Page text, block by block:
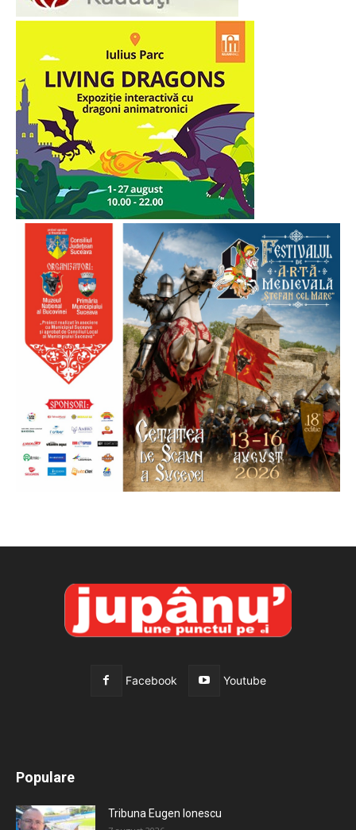
Facebook Youtube
Populare
Tribuna Eugen Ionescu